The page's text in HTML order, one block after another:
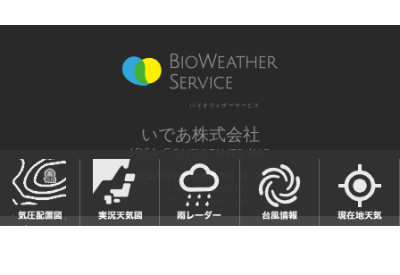
バイオウェザーサービス
いであ株式会社
IDEA Consultants, Inc.
気象庁長官予報業務許可 第12号
All Rights Reserved,
Copyright(c) 2003-2021 IDEA Consultants,Inc